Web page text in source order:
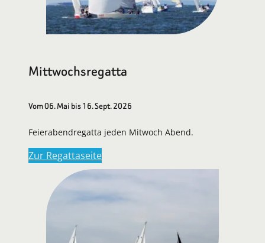
Mittwochsregatta
Vom 06. Mai bis 16. Sept. 2026
Feierabendregatta jeden Mitwoch Abend.
Zur Regattaseite